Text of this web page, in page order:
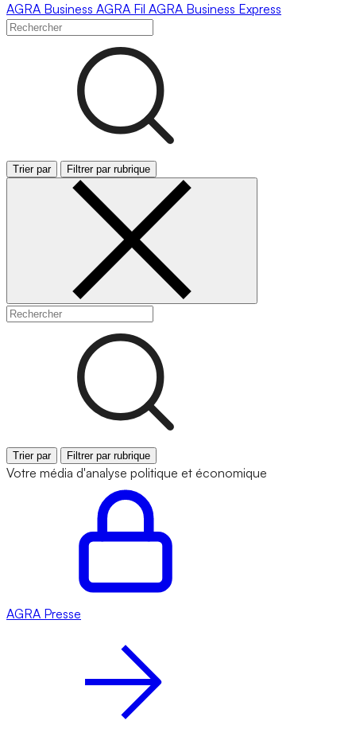
AGRA Business AGRA Fil AGRA Business Express
Trier par Filtrer par rubrique
Trier par Filtrer par rubrique
Votre média d'analyse politique et économique
AGRA Presse